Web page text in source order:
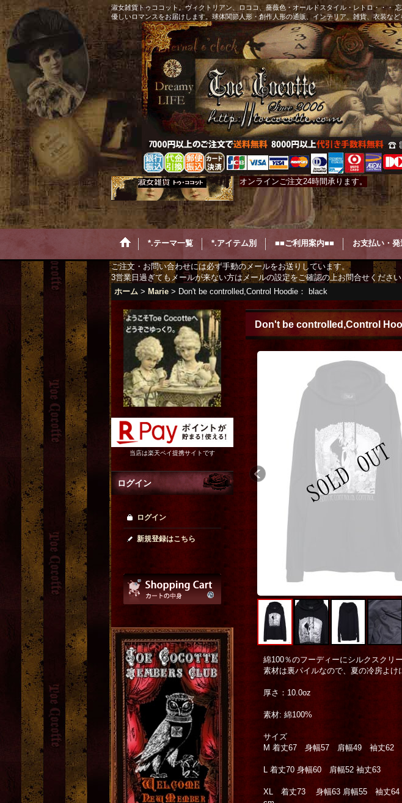
淑女雑貨トゥココット。ヴィクトリアン、ロココ、薔薇色・オールドスタイル・レトロ・・・
優しいロマンスをお届けします。球体関節人形・創作人形の通販、インテリア、雑貨、衣装な
オンラインご注文24時間承ります。
*.テーマ一覧 *.アイテム別 ■■ご利用案内■■ お支払い・
ご注文・お問い合わせには必ず手動のメールをお送りしています。
3営業日過ぎてもメールが来ない方はメールの設定をご確認の上お問合せください
ホーム > Marie > Don't be controlled,Control Hoodie： black
当店は楽天ペイ提携サイトです
ログイン
ログイン
新規登録はこちら
Don't be controlled,Control
綿100％のフーディーにシルクスクリ
素材は裏パイルなので、夏の冷房よけ
厚さ：10.0oz
素材: 綿100%
サイズ
M 着丈67 身幅57 肩幅49 袖丈62
L 着丈70 身幅60 肩幅52 袖丈63
XL 着丈73 身幅63 肩幅55 袖丈64